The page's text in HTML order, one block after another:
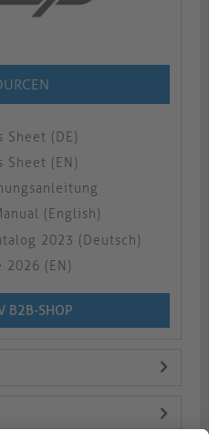
Sheet (DE)
Sheet (EN)
(English)
2023 (Deutsch)
2026 (EN)
B2B-SHOP